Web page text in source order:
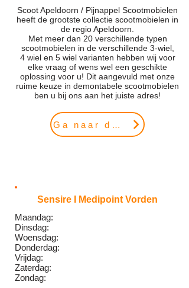
Scoot Apeldoorn / Pijnappel Scootmobielen
heeft de grootste collectie scootmobielen in
de regio Apeldoorn.
Met meer dan 20 verschillende typen
scootmobielen in de verschillende 3-wiel,
4 wiel en 5 wiel varianten hebben wij voor
elke vraag of wens wel een geschikte
oplossing voor u! Dit aangevuld met onze
ruime keuze in demontabele scootmobielen
ben u bij ons aan het juiste adres!
Ga naar de website
Sensire I Medipoint Vorden
Maandag:
Dinsdag:
Woensdag:
Donderdag:
Vrijdag:
Zaterdag:
Zondag: